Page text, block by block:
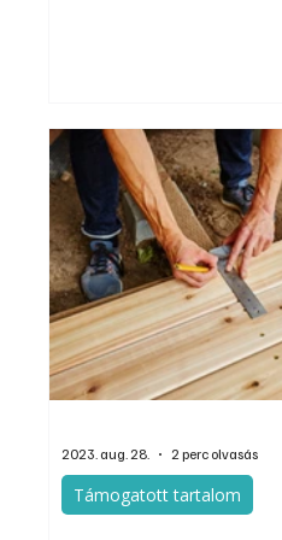
Támogatott tartalom
2023. aug. 28. 2 perc olvasás